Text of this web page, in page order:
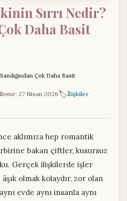
Sırrı Nedir?
Daha Basit
Çok Daha Basit
27 Nisan 2026🏷️İlişkiler
aklımıza hep romantik
bakan çiftler, kusursuz
Gerçek ilişkilerde işler
olmak kolaydır, zor olan
evde aynı insanla aynı